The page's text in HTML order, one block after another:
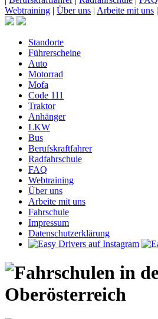
Webtraining | Über uns | Arbeite mit uns |
Standorte
Führerscheine
Auto
Motorrad
Mofa
Code 111
Traktor
Anhänger
LKW
Bus
Berufskraftfahrer
Radfahrschule
FAQ
Webtraining
Über uns
Arbeite mit uns
Fahrschule
Impressum
Datenschutzerklärung
Oberösterreich